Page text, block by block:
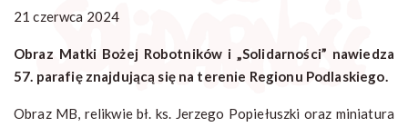
21 czerwca 2024
Obraz Matki Bożej Robotników i „Solidarności” nawiedza
57. parafię znajdującą się na terenie Regionu Podlaskiego.
Obraz MB, relikwie bł. ks. Jerzego Popiełuszki oraz miniatura